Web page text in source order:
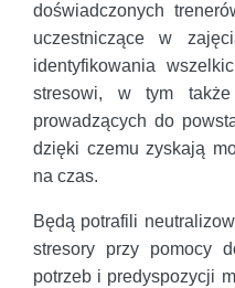
doświadczonych
uczestniczące w
identyfikowania
stresowi, w tym także
prowadzących do
dzięki czemu zyskają
na czas.
Będą potrafili
stresory przy pomocy
potrzeb i predyspozycji